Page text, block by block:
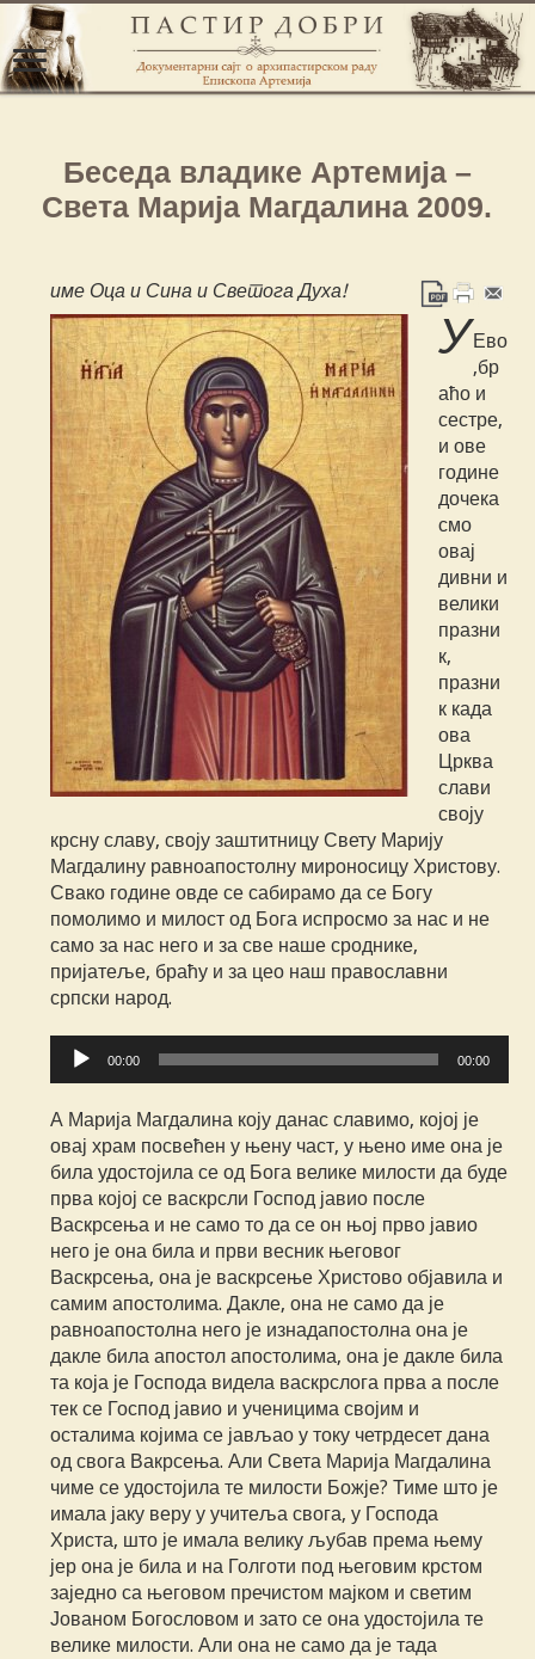
Беседа владике Артемија –
Света Марија Магдалина 2009.
У
име Оца и Сина и Светога Духа!
Ево
,бр
аћо и
сестре,
и ове
године
дочека
смо
овај
дивни и
велики
празни
к,
празни
к када
ова
Црква
слави
своју
крсну славу, своју заштитницу Свету Марију
Магдалину равноапостолну мироносицу Христову.
Свако године овде се сабирамо да се Богу
помолимо и милост од Бога испросмо за нас и не
само за нас него и за све наше сроднике,
пријатеље, браћу и за цео наш православни
српски народ.
Прегледач
звучних
00:00 00:00
А Марија Магдалина коју данас славимо, којој је
овај храм посвећен у њену част, у њено име она је
била удостојила се од Бога велике милости да буде
прва којој се васкрсли Господ јавио после
Васкрсења и не само то да се он њој прво јавио
него је она била и први весник његовог
Васкрсења, она је васкрсење Христово објавила и
самим апостолима. Дакле, она не само да је
равноапостолна него је изнадапостолна она је
дакле била апостол апостолима, она је дакле била
та која је Господа видела васкрслога прва а после
тек се Господ јавио и ученицима својим и
осталима којима се јављао у току четрдесет дана
од свога Вакрсења. Али Света Марија Магдалина
чиме се удостојила те милости Божје? Тиме што је
имала јаку веру у учитеља свога, у Господа
Христа, што је имала велику љубав према њему
јер она је била и на Голготи под његовим крстом
заједно са његовом пречистом мајком и светим
Јованом Богословом и зато се она удостојила те
велике милости. Али она не само да је тада